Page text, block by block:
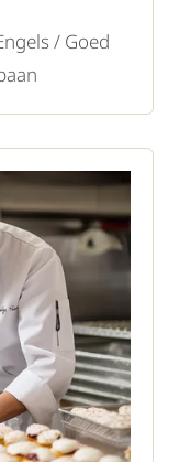
/ Goed